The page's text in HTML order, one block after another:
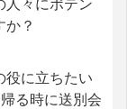
？
役に立ちたい
る時に送別会